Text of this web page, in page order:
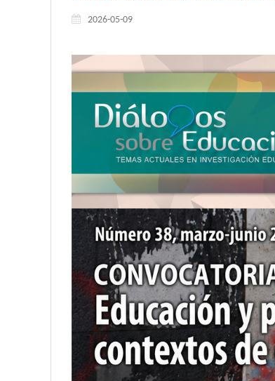
2026-05-09